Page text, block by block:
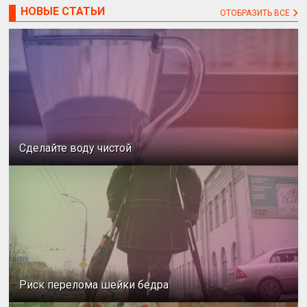
НОВЫЕ СТАТЬИ ОТОБРАЗИТЬ ВСЕ
Сделайте воду чистой
Риск перелома шейки бедра